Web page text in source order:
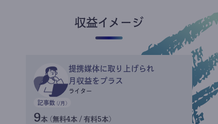
収益イメージ
提携媒体に取り上げられ
月収益をプラス
ライター
記事数 (/月)
9本 (無料4本 / 有料5本)